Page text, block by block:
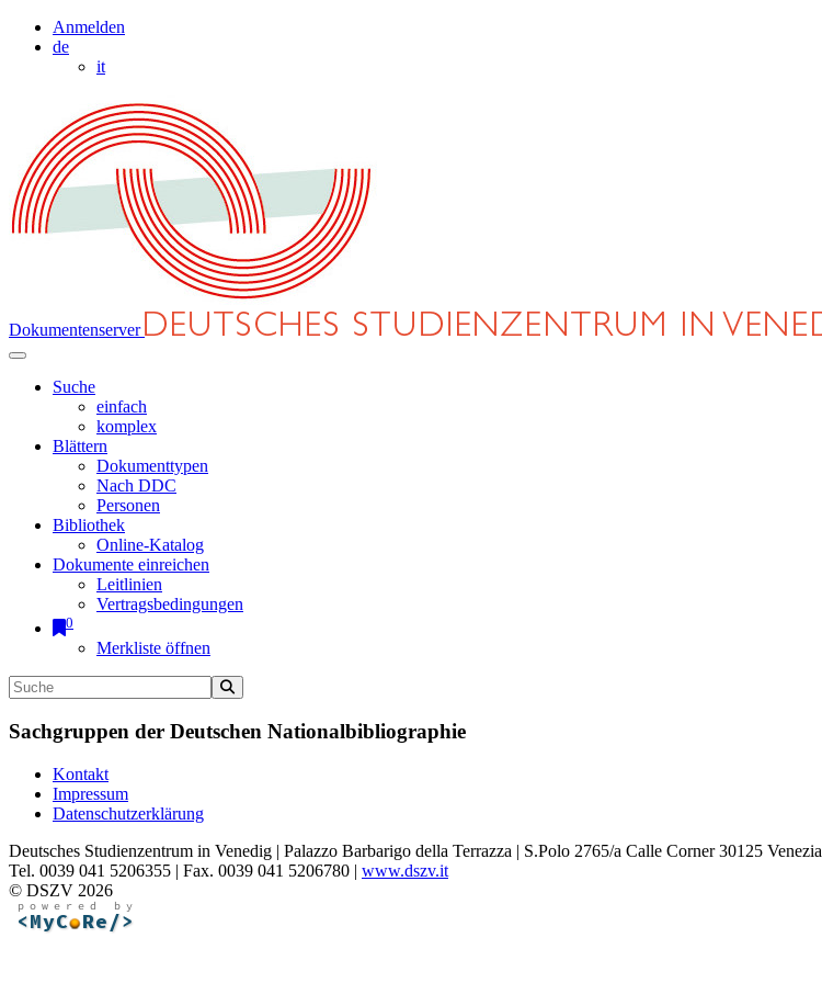
Anmelden
de
it
Dokumentenserver
Suche
einfach
komplex
Blättern
Dokumenttypen
Nach DDC
Personen
Bibliothek
Online-Katalog
Dokumente einreichen
Leitlinien
Vertragsbedingungen
0
Merkliste öffnen
Sachgruppen der Deutschen Nationalbibliographie
Kontakt
Impressum
Datenschutzerklärung
Deutsches Studienzentrum in Venedig | Palazzo Barbarigo della Terrazza | S.Polo 2765/a Calle Corner 30125 Venezia
Tel. 0039 041 5206355 | Fax. 0039 041 5206780 | www.dszv.it
© DSZV 2026